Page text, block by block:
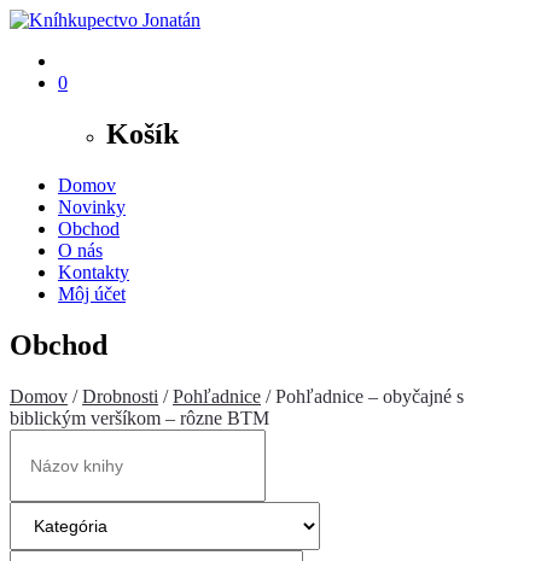
0
Košík
Domov
Novinky
Obchod
O nás
Kontakty
Môj účet
Obchod
Domov /Drobnosti /Pohľadnice / Pohľadnice – obyčajné s
biblickým veršíkom – rôzne BTM